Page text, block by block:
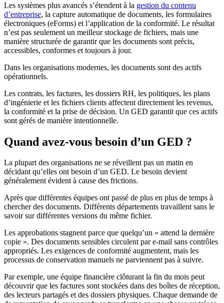
Les systèmes plus avancés s’étendent à la gestion du contenu
d’entreprise, la capture automatique de documents, les formulaires
électroniques (eForms) et l’application de la conformité. Le résultat
n’est pas seulement un meilleur stockage de fichiers, mais une
manière structurée de garantir que les documents sont précis,
accessibles, conformes et toujours à jour.
Dans les organisations modernes, les documents sont des actifs
opérationnels.
Les contrats, les factures, les dossiers RH, les politiques, les plans
d’ingénierie et les fichiers clients affectent directement les revenus,
la conformité et la prise de décision. Un GED garantit que ces actifs
sont gérés de manière intentionnelle.
Quand avez-vous besoin d’un GED ?
La plupart des organisations ne se réveillent pas un matin en
décidant qu’elles ont besoin d’un GED. Le besoin devient
généralement évident à cause des frictions.
Après que différentes équipes ont passé de plus en plus de temps à
chercher des documents. Différents départements travaillent sans le
savoir sur différentes versions du même fichier.
Les approbations stagnent parce que quelqu’un « attend la dernière
copie ». Des documents sensibles circulent par e-mail sans contrôles
appropriés. Les exigences de conformité augmentent, mais les
processus de conservation manuels ne parviennent pas à suivre.
Par exemple, une équipe financière clôturant la fin du mois peut
découvrir que les factures sont stockées dans des boîtes de réception,
des lecteurs partagés et des dossiers physiques. Chaque demande de